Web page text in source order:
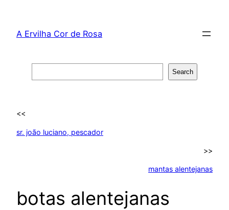
content
A Ervilha Cor de Rosa
Search
<<
sr. joão luciano, pescador
>>
mantas alentejanas
botas alentejanas